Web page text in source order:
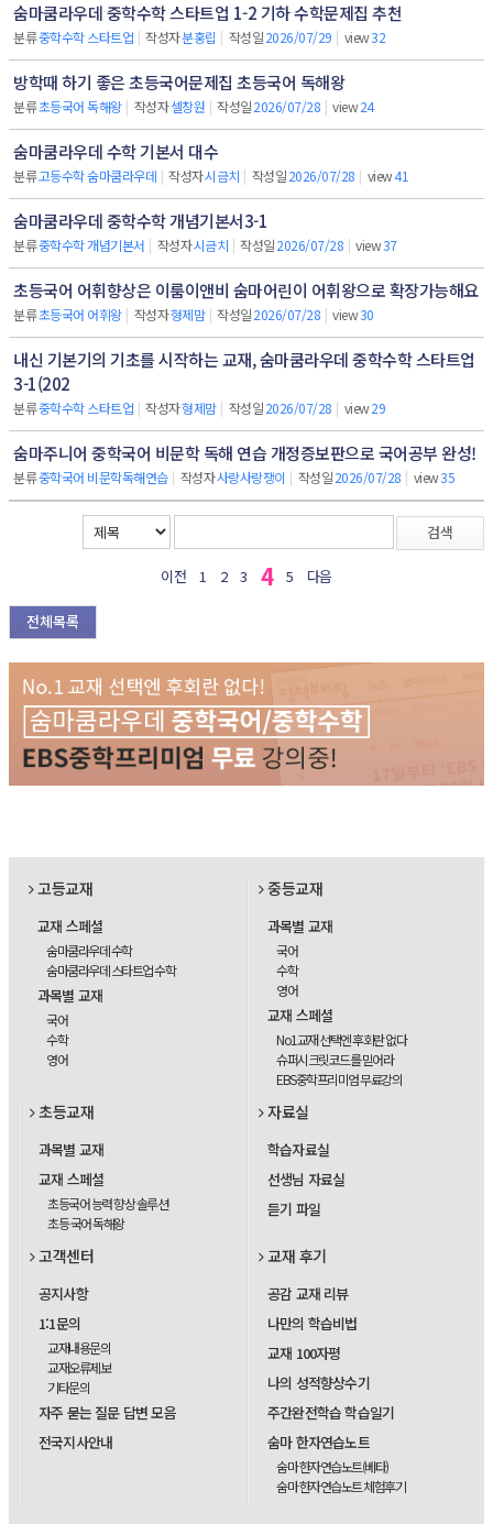
숨마쿰라우데 중학수학 스타트업 1-2 기하 수학문제집 추천
분류중학수학 스타트업 | 작성자분홍립 | 작성일2026/07/29 | view32
방학때 하기 좋은 초등국어문제집 초등국어 독해왕
분류초등국어 독해왕 | 작성자셀창원 | 작성일2026/07/28 | view24
숨마쿰라우데 수학 기본서 대수
분류고등수학 숨마쿰라우데 | 작성자시금치 | 작성일2026/07/28 | view41
숨마쿰라우데 중학수학 개념기본서3-1
분류중학수학 개념기본서 | 작성자시금치 | 작성일2026/07/28 | view37
초등국어 어휘향상은 이룸이앤비 숨마어린이 어휘왕으로 확장가능해요
분류초등국어 어휘왕 | 작성자형제맘 | 작성일2026/07/28 | view30
내신 기본기의 기초를 시작하는 교재, 숨마쿰라우데 중학수학 스타트업
3-1(202
분류중학수학 스타트업 | 작성자형제맘 | 작성일2026/07/28 | view29
숨마주니어 중학국어 비문학 독해 연습 개정증보판으로 국어공부 완성!
분류중학국어 비문학독해연습 | 작성자사랑사랑쟁이 | 작성일2026/07/28 | view35
검색
이전 1 2 3 4 5 다음
전체목록
고등교재
교재 스페셜
숨마쿰라우데 수학
숨마쿰라우데 스타트업 수학
과목별 교재
국어
수학
영어
중등교재
과목별 교재
국어
수학
영어
교재 스페셜
No1교재 선택엔 후회란 없다
슈퍼시크릿코드를 믿어라
EBS중학프리미엄 무료강의
초등교재
과목별 교재
교재 스페셜
초등국어 능력 향상 솔루션
초등 국어 독해왕
자료실
학습자료실
선생님 자료실
듣기 파일
고객센터
공지사항
1:1문의
교재내용문의
교재오류제보
기타문의
자주 묻는 질문 답변 모음
전국지사안내
교재 후기
공감 교재 리뷰
나만의 학습비법
교재 100자평
나의 성적향상수기
주간완전학습 학습일기
숨마 한자연습노트
숨마 한자연습노트(베타)
숨마 한자연습노트 체험후기